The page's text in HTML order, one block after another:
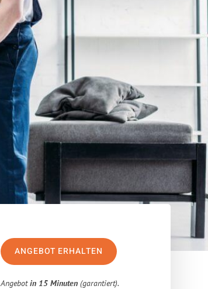
ANGEBOT ERHALTEN
Angebotin 15 Minuten (garantiert).